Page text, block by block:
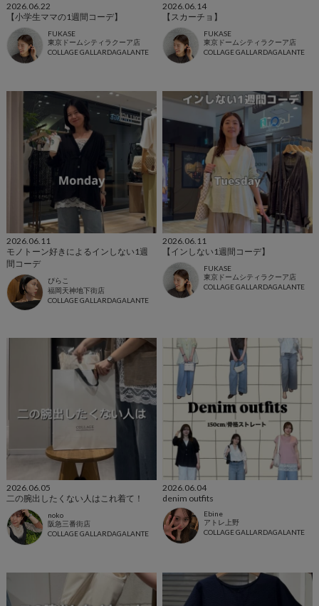
2026.06.22
【小学生ママの1週間コーデ】
FUKASE
東京ドームシティラクーア店
COLLAGE GALLARDAGALANTE
2026.06.14
【スカーチョ】
FUKASE
東京ドームシティラクーア店
COLLAGE GALLARDAGALANTE
2026.06.11
モノトーン好きによるインしない1週
間コーデ
ぴらこ
福岡天神地下街店
COLLAGE GALLARDAGALANTE
2026.06.11
【インしない1週間コーデ】
FUKASE
東京ドームシティラクーア店
COLLAGE GALLARDAGALANTE
2026.06.05
二の腕出したくない人はこれ着て！
noko
阪急三番街店
COLLAGE GALLARDAGALANTE
2026.06.04
denim outfits
Ebine
アトレ上野
COLLAGE GALLARDAGALANTE